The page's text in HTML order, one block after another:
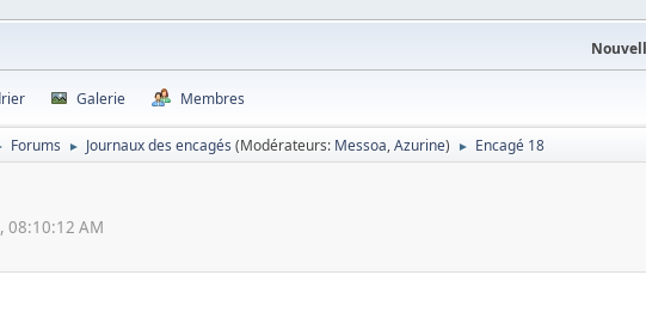
Galerie Membres
Forums ► Journaux des encagés (Modérateurs: Messoa,Azurine) ► Encagé 18
08:10:12 AM